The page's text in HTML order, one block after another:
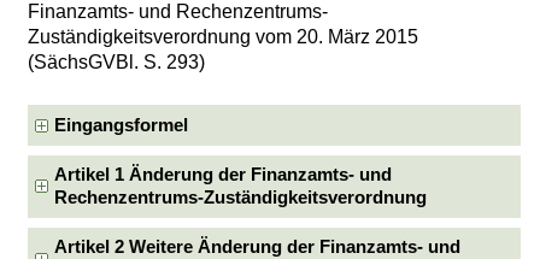
Finanzamts- und Rechenzentrums-
Zuständigkeitsverordnung vom 20. März 2015
(SächsGVBl. S. 293)
Eingangsformel
Artikel 1 Änderung der Finanzamts- und
Rechenzentrums-Zuständigkeitsverordnung
Artikel 2 Weitere Änderung der Finanzamts- und